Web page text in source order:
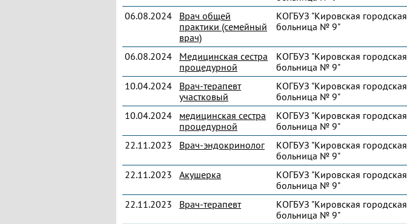
06.08.2024
Врач общей
практики (семейный
врач)
КОГБУЗ "Кировская городская
больница № 9"
06.08.2024
Медицинская сестра
процедурной
КОГБУЗ "Кировская городская
больница № 9"
10.04.2024
Врач-терапевт
участковый
КОГБУЗ "Кировская городская
больница № 9"
10.04.2024
медицинская сестра
процедурной
КОГБУЗ "Кировская городская
больница № 9"
22.11.2023 Врач-эндокринолог
КОГБУЗ "Кировская городская
больница № 9"
22.11.2023 Акушерка
КОГБУЗ "Кировская городская
больница № 9"
22.11.2023 Врач-терапевт
КОГБУЗ "Кировская городская
больница № 9"